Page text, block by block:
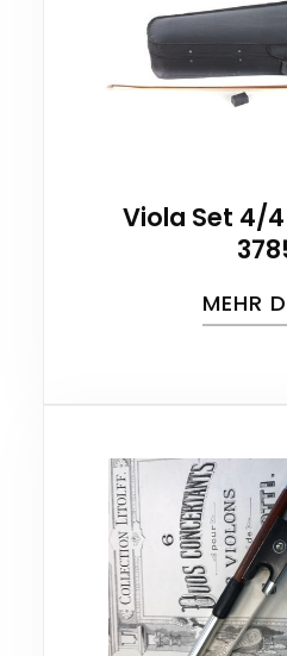
Viola Set 4/
MEHR